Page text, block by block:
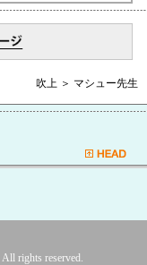
吹上 ＞ マシュー先生
All rights reserved.